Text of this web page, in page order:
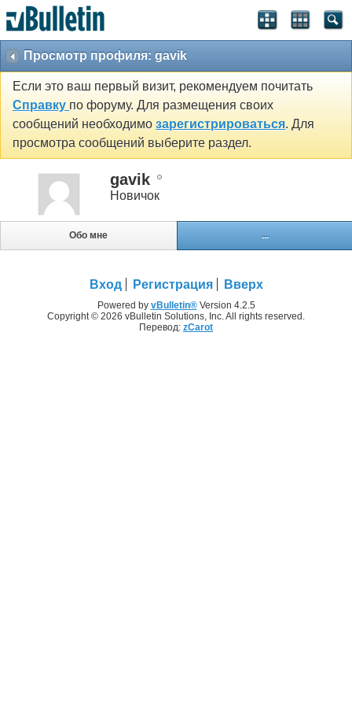
Просмотр профиля: gavik
Если это ваш первый визит, рекомендуем почитать
Справку по форуму. Для размещения своих
сообщений необходимо зарегистрироваться. Для
просмотра сообщений выберите раздел.
gavik
Новичок
Обо мне ...
Вход Регистрация Вверх
Powered by vBulletin®Version 4.2.5
Copyright © 2026 vBulletin Solutions, Inc. All rights reserved.
Перевод: zCarot